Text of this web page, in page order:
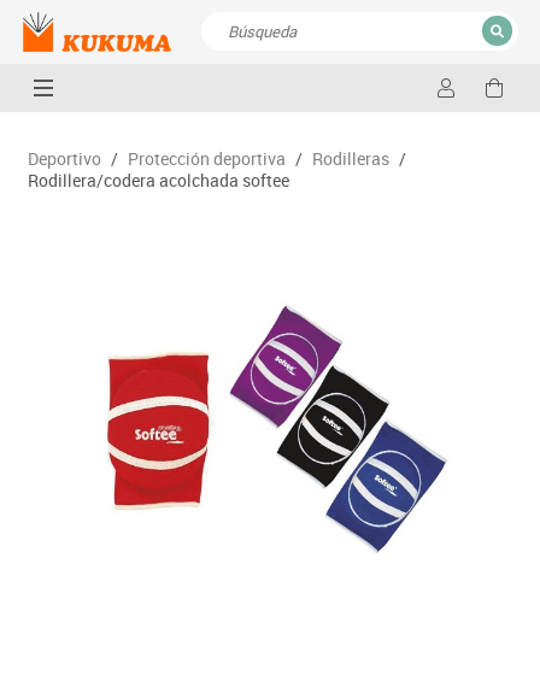
CERRAR
Deportivo / Protección deportiva / Rodilleras /
Rodillera/codera acolchada softee